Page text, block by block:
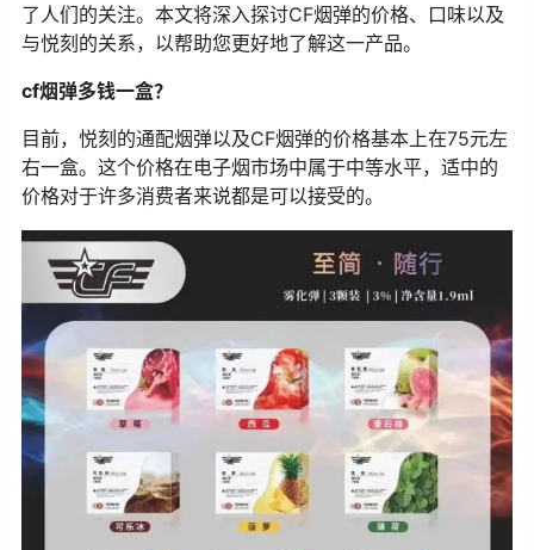
了人们的关注。本文将深入探讨CF烟弹的价格、口味以及
与悦刻的关系，以帮助您更好地了解这一产品。
cf烟弹多钱一盒？
目前，悦刻的通配烟弹以及CF烟弹的价格基本上在75元左
右一盒。这个价格在电子烟市场中属于中等水平，适中的
价格对于许多消费者来说都是可以接受的。